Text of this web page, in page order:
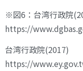
※図6：台湾行政院
https://
台湾行政院(2017)
https://